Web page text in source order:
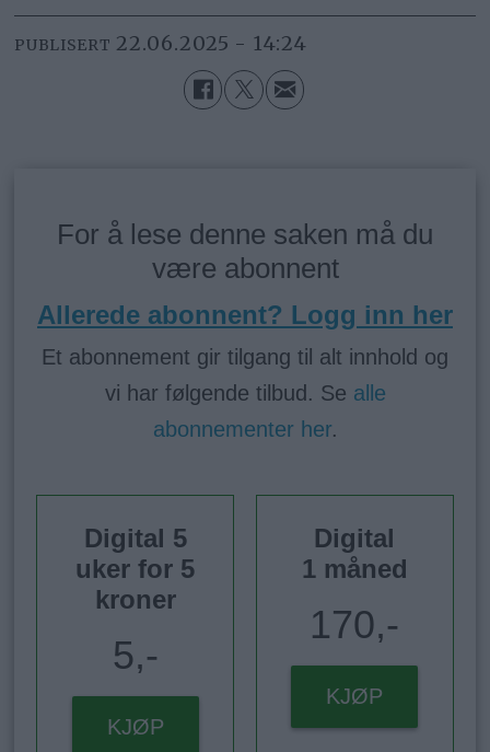
PUBLISERT 22.06.2025 - 14:24
For å lese denne saken må du
være abonnent
Allerede abonnent? Logg inn her
Et abonnement gir tilgang til alt innhold og
vi har følgende tilbud. Se alle
abonnementer her.
Digital 5
uker for 5
kroner
5,-
KJØP
Digital
1 måned
170,-
KJØP